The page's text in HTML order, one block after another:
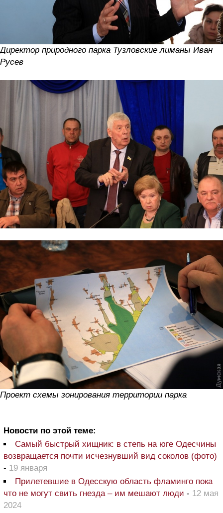
Директор природного парка Тузловские лиманы Иван
Русев
Проект схемы зонирования территории парка
Новости по этой теме:
Самый быстрый хищник: в степь на юге Одесчины
возвращается почти исчезнувший вид соколов (фото)
- 19 января
Прилетевшие в Одесскую область фламинго пока
что не могут свить гнезда – им мешают люди - 12 мая
2024